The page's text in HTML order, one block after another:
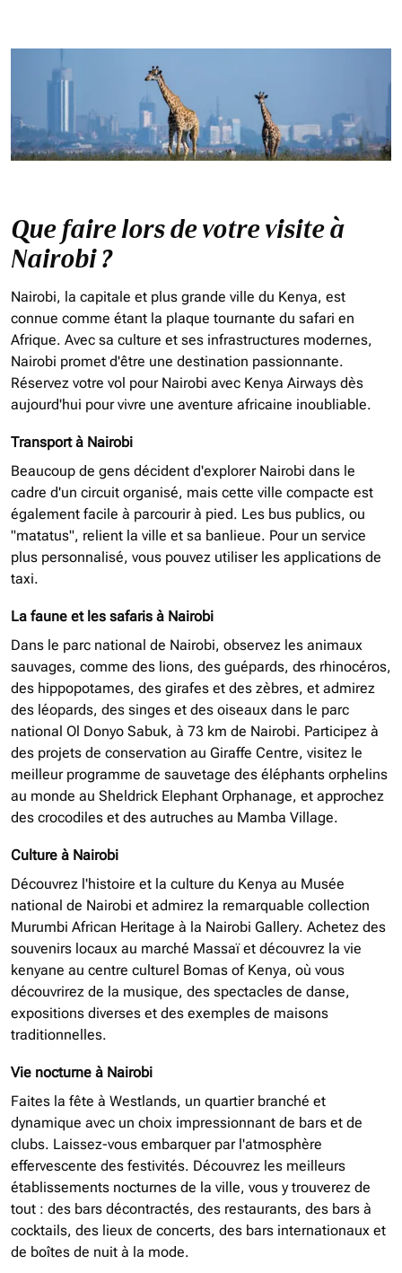
Que faire lors de votre visite à
Nairobi ?
Nairobi, la capitale et plus grande ville du Kenya, est
connue comme étant la plaque tournante du safari en
Afrique. Avec sa culture et ses infrastructures modernes,
Nairobi promet d'être une destination passionnante.
Réservez votre vol pour Nairobi avec Kenya Airways dès
aujourd'hui pour vivre une aventure africaine inoubliable.
Transport à Nairobi
Beaucoup de gens décident d'explorer Nairobi dans le
cadre d'un circuit organisé, mais cette ville compacte est
également facile à parcourir à pied. Les bus publics, ou
"matatus", relient la ville et sa banlieue. Pour un service
plus personnalisé, vous pouvez utiliser les applications de
taxi.
La faune et les safaris à Nairobi
Dans le parc national de Nairobi, observez les animaux
sauvages, comme des lions, des guépards, des rhinocéros,
des hippopotames, des girafes et des zèbres, et admirez
des léopards, des singes et des oiseaux dans le parc
national Ol Donyo Sabuk, à 73 km de Nairobi. Participez à
des projets de conservation au Giraffe Centre, visitez le
meilleur programme de sauvetage des éléphants orphelins
au monde au Sheldrick Elephant Orphanage, et approchez
des crocodiles et des autruches au Mamba Village.
Culture à Nairobi
Découvrez l'histoire et la culture du Kenya au Musée
national de Nairobi et admirez la remarquable collection
Murumbi African Heritage à la Nairobi Gallery. Achetez des
souvenirs locaux au marché Massaï et découvrez la vie
kenyane au centre culturel Bomas of Kenya, où vous
découvrirez de la musique, des spectacles de danse,
expositions diverses et des exemples de maisons
traditionnelles.
Vie nocturne à Nairobi
Faites la fête à Westlands, un quartier branché et
dynamique avec un choix impressionnant de bars et de
clubs. Laissez-vous embarquer par l'atmosphère
effervescente des festivités. Découvrez les meilleurs
établissements nocturnes de la ville, vous y trouverez de
tout : des bars décontractés, des restaurants, des bars à
cocktails, des lieux de concerts, des bars internationaux et
de boîtes de nuit à la mode.